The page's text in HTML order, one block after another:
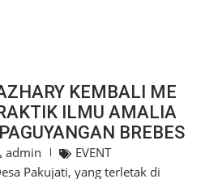
KEMBALI ME
ILMU AMALIA
BREBES
admin
EVENT
Pakujati, yang terletak di